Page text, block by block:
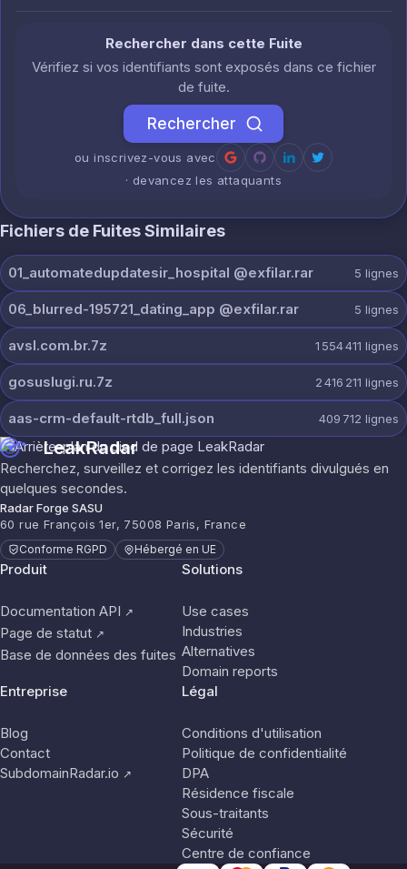
Rechercher dans cette Fuite
Vérifiez si vos identifiants sont exposés dans ce fichier
de fuite.
Rechercher
ou inscrivez-vous avec
· devancez les attaquants
Fichiers de Fuites Similaires
01_automatedupdatesir_hospital @exfilar.rar 5 lignes
06_blurred-195721_dating_app @exfilar.rar 5 lignes
avsl.com.br.7z 1 554 411 lignes
gosuslugi.ru.7z 2 416 211 lignes
aas-crm-default-rtdb_full.json 409 712 lignes
LeakRadar
Recherchez, surveillez et corrigez les identifiants divulgués en
quelques secondes.
Radar Forge SASU
60 rue François 1er, 75008 Paris, France
Conforme RGPD Hébergé en UE
Produit
Documentation API ↗
Page de statut ↗
Base de données des fuites
Solutions
Use cases
Industries
Alternatives
Domain reports
Entreprise
Blog
Contact
SubdomainRadar.io ↗
Légal
Conditions d'utilisation
Politique de confidentialité
DPA
Résidence fiscale
Sous-traitants
Sécurité
Centre de confiance